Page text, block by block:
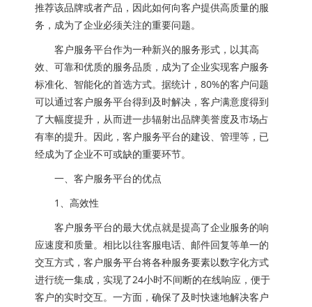
推荐该品牌或者产品，因此如何向客户提供高质量的服
务，成为了企业必须关注的重要问题。
客户服务平台作为一种新兴的服务形式，以其高
效、可靠和优质的服务品质，成为了企业实现客户服务
标准化、智能化的首选方式。据统计，80%的客户问题
可以通过客户服务平台得到及时解决，客户满意度得到
了大幅度提升，从而进一步辐射出品牌美誉度及市场占
有率的提升。因此，客户服务平台的建设、管理等，已
经成为了企业不可或缺的重要环节。
一、客户服务平台的优点
1、高效性
客户服务平台的最大优点就是提高了企业服务的响
应速度和质量。相比以往客服电话、邮件回复等单一的
交互方式，客户服务平台将各种服务要素以数字化方式
进行统一集成，实现了24小时不间断的在线响应，便于
客户的实时交互。一方面，确保了及时快速地解决客户